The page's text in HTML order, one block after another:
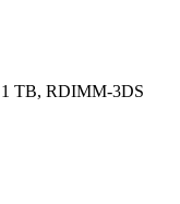
TB, RDIMM-3DS